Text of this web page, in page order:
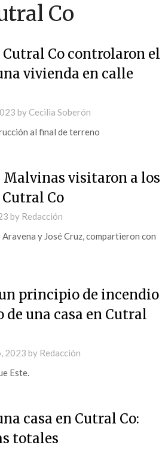
Co
Cutral Co controlaron el
vivienda en calle
by Cecilia Soberón
al final de terreno
Malvinas visitaron a los
Co
by Redacción
y José Cruz, compartieron con
principio de incendio
de una casa en Cutral
2023 by Redacción
Este.
casa en Cutral Co:
totales